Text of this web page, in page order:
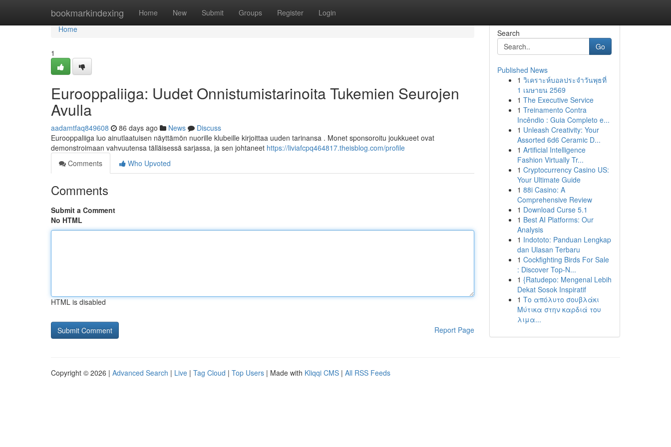
bookmarkindexing Home New Submit Groups Register Login
Home
Home
1
Eurooppaliiga: Uudet Onnistumistarinoita Tukemien Seurojen
Avulla
aadamtfaq849608 86 days ago News
Discuss
Eurooppaliiga luo ainutlaatuisen näyttämön nuorille klubeille kirjoittaa uuden tarinansa . Monet sponsoroitu joukkueet ovat
demonstroimaan vahvuutensa tälläisessä sarjassa, ja sen johtaneet https://liviafcpq464817.theisblog.com/profile
Comments
Who Upvoted
Comments
Submit a Comment
No HTML
HTML is disabled
Report Page
Search
Go
Published News
1 วิเคราะห์บอลประจำวันพุธที่
1 เมษายน 2569
1 The Executive Service
1 Treinamento Contra
Incêndio : Guia Completo e...
1 Unleash Creativity: Your
Assorted 6d6 Ceramic D...
1 Artificial Intelligence
Fashion Virtually Tr...
1 Cryptocurrency Casino US:
Your Ultimate Guide
1 88i Casino: A
Comprehensive Review
1 Download Curse 5.1
1 Best AI Platforms: Our
Analysis
1 Indototo: Panduan Lengkap
dan Ulasan Terbaru
1 Cockfighting Birds For Sale
: Discover Top-N...
1 {Ratudepo: Mengenal Lebih
Dekat Sosok Inspiratif
1 Το απόλυτο σουβλάκι
Μύτικα στην καρδιά του
λιμα...
Copyright © 2026 | Advanced Search | Live | Tag Cloud | Top Users | Made with Kliqqi CMS | All RSS Feeds